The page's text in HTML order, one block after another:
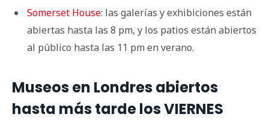
Somerset House: las galerías y exhibiciones están
abiertas hasta las 8 pm, y los patios están abiertos
al público hasta las 11 pm en verano.
Museos en Londres abiertos
hasta más tarde los VIERNES